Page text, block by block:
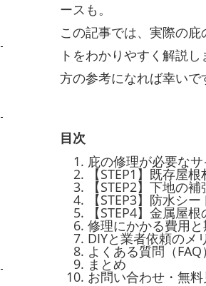
ースも。
この記事では、実際の
トをわかりやすく解説
方の参考になれば幸いで
目次
庇の修理が必要なサ
【STEP1】既存屋
【STEP2】下地の
【STEP3】防水シ
【STEP4】金属屋
修理にかかる費用
DIYと業者依頼のメ
よくある質問（FAQ）
まとめ
お問い合わせ・無